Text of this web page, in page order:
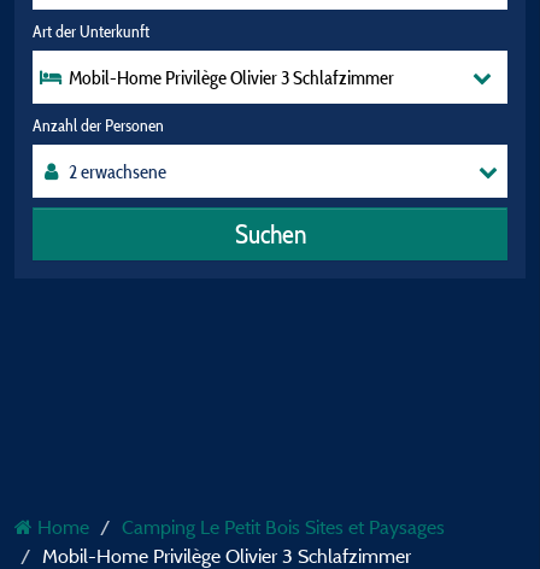
Art der Unterkunft
Mobil-Home Privilège Olivier 3 Schlafzimmer
Anzahl der Personen
Suchen
Home
Camping Le Petit Bois Sites et Paysages
Mobil-Home Privilège Olivier 3 Schlafzimmer